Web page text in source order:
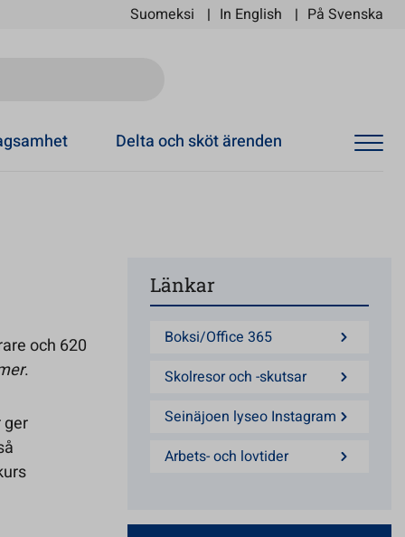
Suomeksi In English På Svenska
Delta och sköt ärenden
och 620
.
ger
Länkar
Boksi/Office 365
Skolresor och -skutsar
Seinäjoen lyseo Instagram
Arbets- och lovtider